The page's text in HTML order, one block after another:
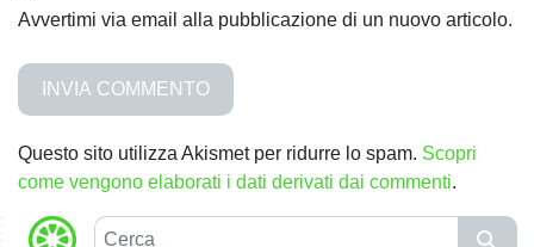
Avvertimi via email alla pubblicazione di un nuovo articolo.
Questo sito utilizza Akismet per ridurre lo spam. Scopri
come vengono elaborati i dati derivati dai commenti.
C